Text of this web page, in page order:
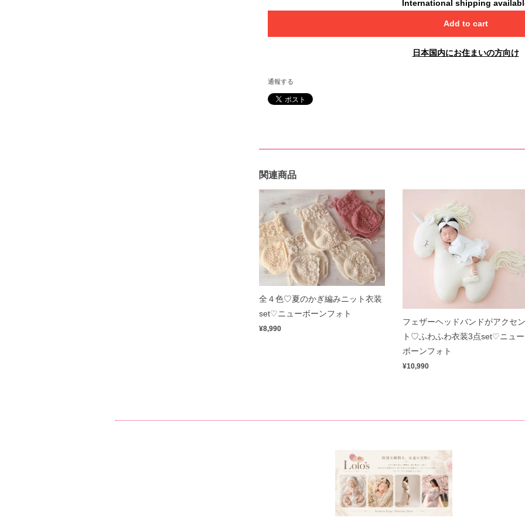
International shipping
Add to cart
日本国内にお住まいの方向け
通報する
関連商品
全４色♡夏のかぎ編みニット衣装
set♡ニューボーンフォト
¥8,990
フェザーヘッドバンドがアクセン
ト♡ふわふわ衣装3点set♡ニュー
ボーンフォト
¥10,990